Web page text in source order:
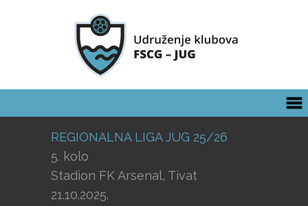
REGIONALNA LIGA JUG 25/26
5. kolo
Stadion FK Arsenal, Tivat
21.10.2025.